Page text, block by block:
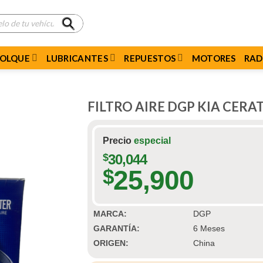
LUBRICANTES REPUESTOS MOTORES
FILTRO AIRE DGP KIA
MARCA:
DGP
GARANTÍA:
6 Meses
ORIGEN:
China
Precio especial
$30,044
$25,900